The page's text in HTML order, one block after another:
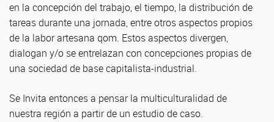
en la concepción del trabajo, el tiempo, la distribución de
tareas durante una jornada, entre otros aspectos propios
de la labor artesana qom. Estos aspectos divergen,
dialogan y/o se entrelazan con concepciones propias de
una sociedad de base capitalista-industrial.
Se Invita entonces a pensar la multiculturalidad de
nuestra región a partir de un estudio de caso.